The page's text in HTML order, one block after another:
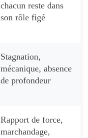
chacun reste dans
son rôle figé
Stagnation,
mécanique, absence
de profondeur
Rapport de force,
marchandage,